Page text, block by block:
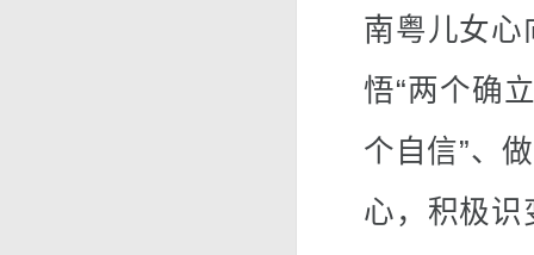
南粤儿女心
悟“两个确
个自信”、
心，积极识